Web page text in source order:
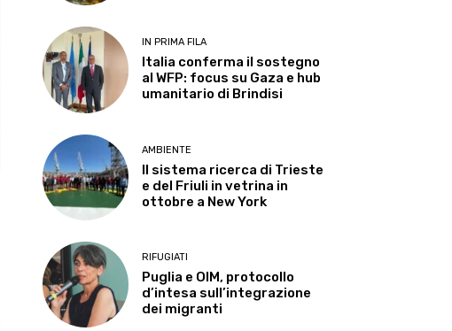
IN PRIMA FILA
Italia conferma il sostegno
al WFP: focus su Gaza e hub
umanitario di Brindisi
AMBIENTE
Il sistema ricerca di Trieste
e del Friuli in vetrina in
ottobre a New York
RIFUGIATI
Puglia e OIM, protocollo
d’intesa sull’integrazione
dei migranti